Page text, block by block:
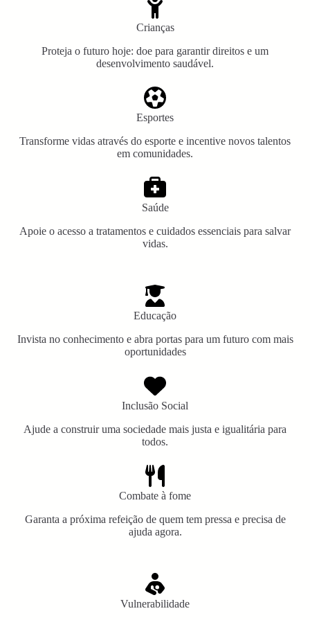
Crianças
Proteja o futuro hoje: doe para garantir direitos e um
desenvolvimento saudável.
Esportes
Transforme vidas através do esporte e incentive novos talentos
em comunidades.
Saúde
Apoie o acesso a tratamentos e cuidados essenciais para salvar
vidas.
Educação
Invista no conhecimento e abra portas para um futuro com mais
oportunidades
Inclusão Social
Ajude a construir uma sociedade mais justa e igualitária para
todos.
Combate à fome
Garanta a próxima refeição de quem tem pressa e precisa de
ajuda agora.
Vulnerabilidade